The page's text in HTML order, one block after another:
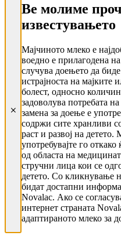
Ве молиме
известувањето
Мајчиното млеко е
воедно е прилагодена
случува доењето да
истрајноста на мајките
болест, односно
задоволува потребата
замена за доење е
содржи сите хранливи
раст и развој на
употребувајте го
од областа на
стручни лица кои се
детето. Со кликнување
бидат достапни
Novalac. Ако се
интернет страната
адаптираното млеко за